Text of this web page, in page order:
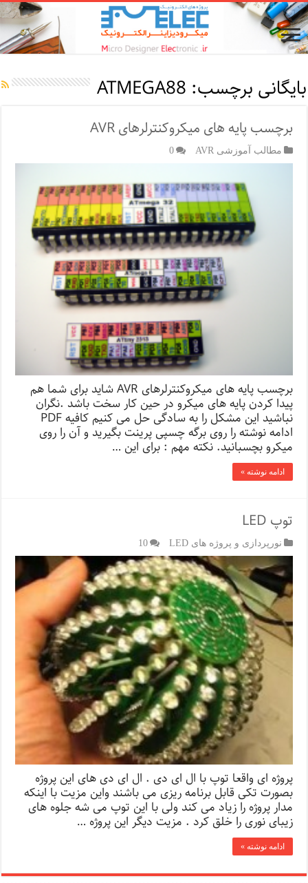
بایگانی برچسب: ATMEGA88
برچسب پایه های میکروکنترلرهای AVR
مطالب آموزشی AVR 0
برچسب پایه های میکروکنترلرهای AVR شاید برای شما هم
پیدا کردن پایه های میکرو در حین کار سخت باشد .نگران
نباشید این مشکل را به سادگی حل می کنیم کافیه PDF
ادامه نوشته را روی برگه چسپی پرینت بگیرید و آن را روی
میکرو بچسبانید. نکته مهم : برای این …
ادامه نوشته »
توپ LED
نورپردازی و پروژه های LED 10
پروژه ای واقعا توپ با ال ای دی . ال ای دی های این پروژه
بصورت تکی قابل برنامه ریزی می باشند واین مزیت با اینکه
مدار پروژه را زیاد می کند ولی با این توپ می شه جلوه های
زیبای نوری را خلق کرد . مزیت دیگر این پروژه …
ادامه نوشته »